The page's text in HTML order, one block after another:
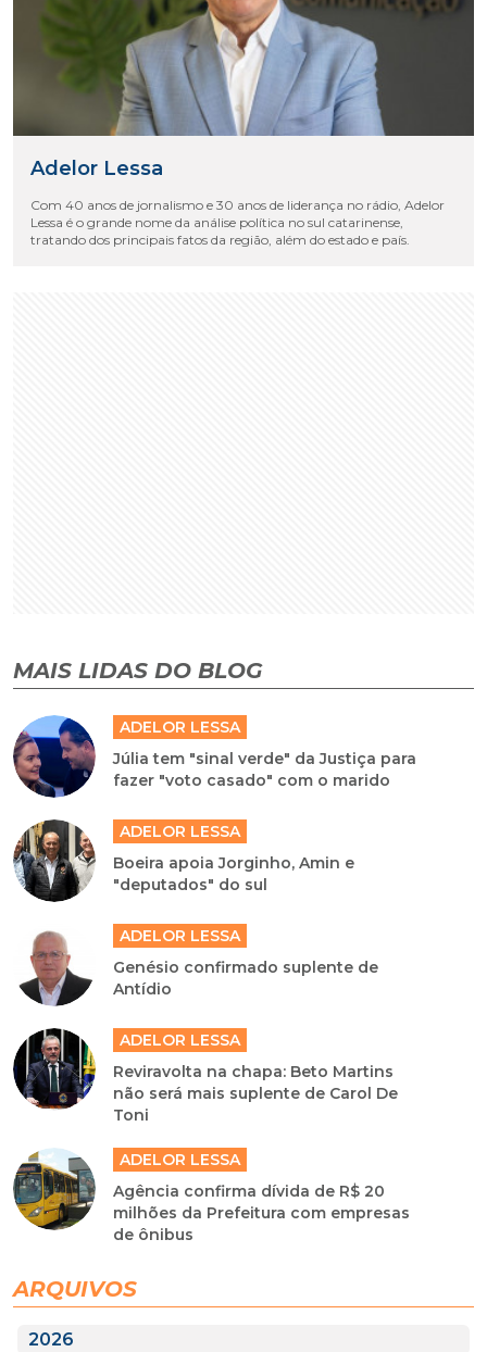
Adelor Lessa
Com 40 anos de jornalismo e 30 anos de liderança no rádio, Adelor
Lessa é o grande nome da análise política no sul catarinense,
tratando dos principais fatos da região, além do estado e país.
MAIS LIDAS DO BLOG
ADELOR LESSA
Júlia tem "sinal verde" da Justiça para
fazer "voto casado" com o marido
ADELOR LESSA
Boeira apoia Jorginho, Amin e
"deputados" do sul
ADELOR LESSA
Genésio confirmado suplente de
Antídio
ADELOR LESSA
Reviravolta na chapa: Beto Martins
não será mais suplente de Carol De
Toni
ADELOR LESSA
Agência confirma dívida de R$ 20
milhões da Prefeitura com empresas
de ônibus
ARQUIVOS
2026